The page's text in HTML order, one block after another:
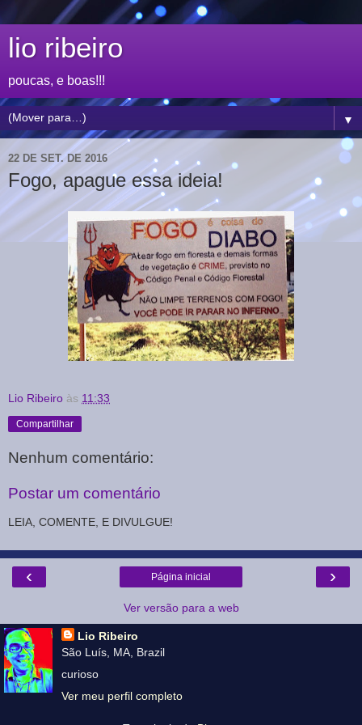
lio ribeiro
poucas, e boas!!!
▼
22 DE SET. DE 2016
Fogo, apague essa ideia!
Lio Ribeiro às 11:33
Compartilhar
Nenhum comentário:
Postar um comentário
LEIA, COMENTE, E DIVULGUE!
‹ ›
Página inicial
Ver versão para a web
Lio Ribeiro
São Luís, MA, Brazil
curioso
Ver meu perfil completo